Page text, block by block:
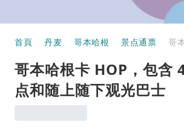
首頁 丹麦 哥本哈根 景点通票
哥本哈根卡 HOP，包含
点和随上随下观光巴士